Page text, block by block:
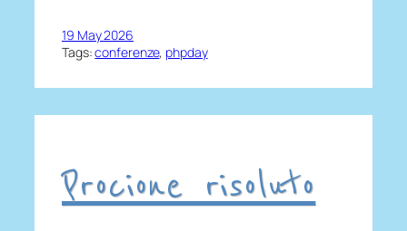
19 May 2026
Tags:conferenze, phpday
Procione risoluto